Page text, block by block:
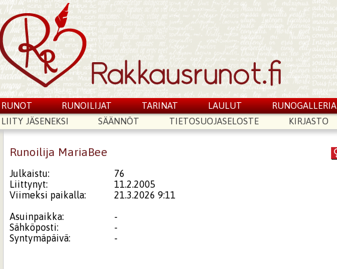
RUNOT RUNOILIJAT TARINAT LAULUT
RUNOGALLERIA
LIITY JÄSENEKSI
SÄÄNNÖT TIETOSUOJASELOSTE KIRJASTO
Runoilija MariaBee
Julkaistu:
76
Liittynyt:
11.2.2005
Viimeksi paikalla:
21.3.2026 9:11
Asuinpaikka:
-
Sähköposti:
-
Syntymäpäivä:
-